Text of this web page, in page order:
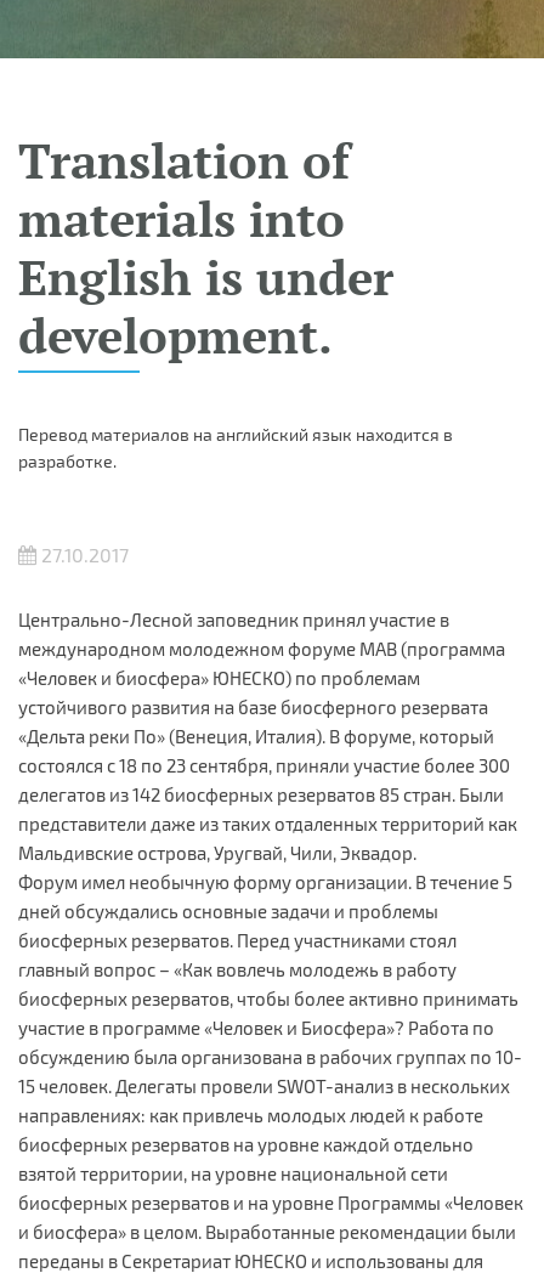
Translation of
materials into
English is under
development.
Перевод материалов на английский язык находится в
разработке.
27.10.2017
Центрально-Лесной заповедник принял участие в
международном молодежном форуме MAB (программа
«Человек и биосфера» ЮНЕСКО) по проблемам
устойчивого развития на базе биосферного резервата
«Дельта реки По» (Венеция, Италия). В форуме, который
состоялся с 18 по 23 сентября, приняли участие более 300
делегатов из 142 биосферных резерватов 85 стран. Были
представители даже из таких отдаленных территорий как
Мальдивские острова, Уругвай, Чили, Эквадор.
Форум имел необычную форму организации. В течение 5
дней обсуждались основные задачи и проблемы
биосферных резерватов. Перед участниками стоял
главный вопрос – «Как вовлечь молодежь в работу
биосферных резерватов, чтобы более активно принимать
участие в программе «Человек и Биосфера»? Работа по
обсуждению была организована в рабочих группах по 10-
15 человек. Делегаты провели SWOT-анализ в нескольких
направлениях: как привлечь молодых людей к работе
биосферных резерватов на уровне каждой отдельно
взятой территории, на уровне национальной сети
биосферных резерватов и на уровне Программы «Человек
и биосфера» в целом. Выработанные рекомендации были
переданы в Секретариат ЮНЕСКО и использованы для